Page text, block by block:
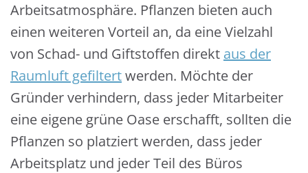
Arbeitsatmosphäre. Pflanzen bieten auch
einen weiteren Vorteil an, da eine Vielzahl
von Schad- und Giftstoffen direkt aus der
Raumluft gefiltertwerden. Möchte der
Gründer verhindern, dass jeder Mitarbeiter
eine eigene grüne Oase erschafft, sollten die
Pflanzen so platziert werden, dass jeder
Arbeitsplatz und jeder Teil des Büros